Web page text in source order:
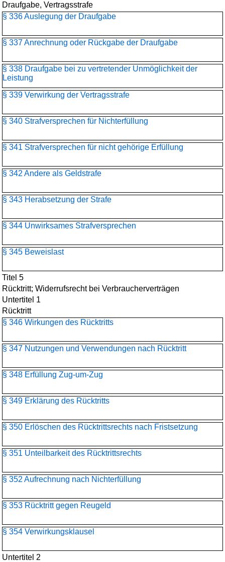
Draufgabe, Vertragsstrafe
§ 336 Auslegung der Draufgabe
§ 337 Anrechnung oder Rückgabe der Draufgabe
§ 338 Draufgabe bei zu vertretender Unmöglichkeit der
Leistung
§ 339 Verwirkung der Vertragsstrafe
§ 340 Strafversprechen für Nichterfüllung
§ 341 Strafversprechen für nicht gehörige Erfüllung
§ 342 Andere als Geldstrafe
§ 343 Herabsetzung der Strafe
§ 344 Unwirksames Strafversprechen
§ 345 Beweislast
Titel 5
Rücktritt; Widerrufsrecht bei Verbraucherverträgen
Untertitel 1
Rücktritt
§ 346 Wirkungen des Rücktritts
§ 347 Nutzungen und Verwendungen nach Rücktritt
§ 348 Erfüllung Zug-um-Zug
§ 349 Erklärung des Rücktritts
§ 350 Erlöschen des Rücktrittsrechts nach Fristsetzung
§ 351 Unteilbarkeit des Rücktrittsrechts
§ 352 Aufrechnung nach Nichterfüllung
§ 353 Rücktritt gegen Reugeld
§ 354 Verwirkungsklausel
Untertitel 2